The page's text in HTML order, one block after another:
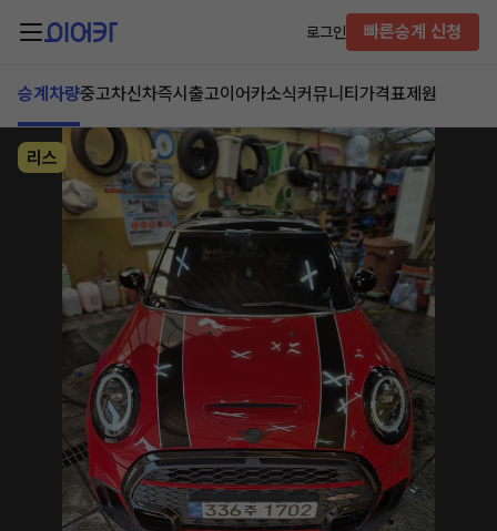
로그인 빠른승계 신청
승계차량중고차신차즉시출고이어카소식커뮤니티 가격표제원
리스